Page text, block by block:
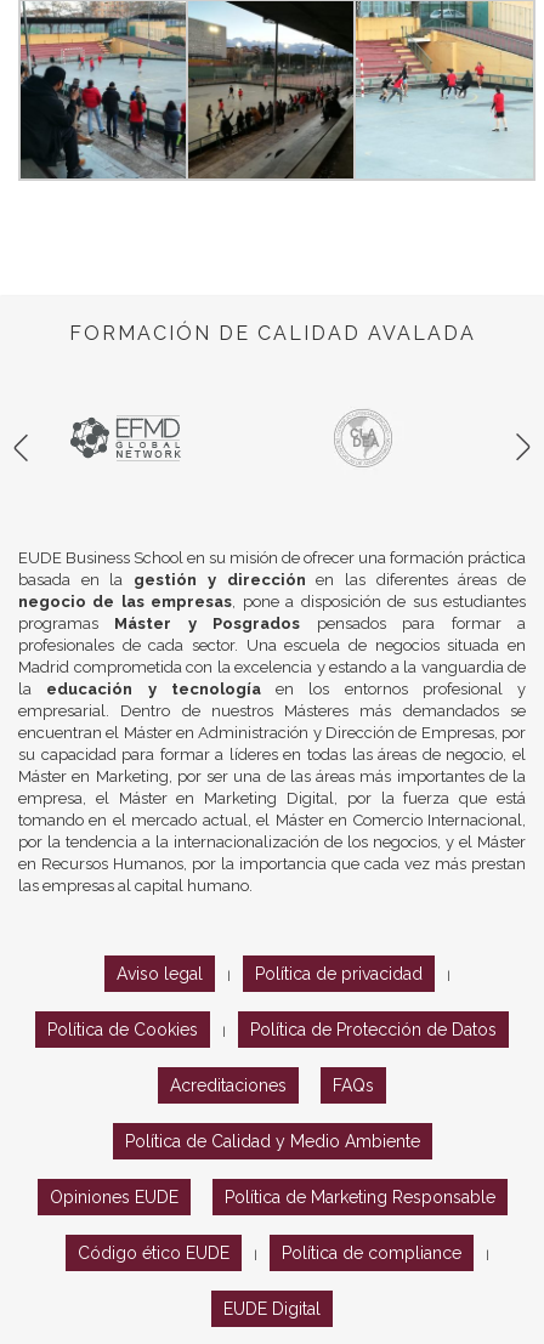
FORMACIÓN DE CALIDAD AVALADA
EUDE Business School en su misión de ofrecer una formación práctica
basada en la gestión y dirección en las diferentes áreas de
negocio de las empresas, pone a disposición de sus estudiantes
programas Máster y Posgrados pensados para formar a
profesionales de cada sector. Una escuela de negocios situada en
Madrid comprometida con la excelencia y estando a la vanguardia de
la educación y tecnologíaen los entornos profesional y
empresarial. Dentro de nuestros Másteres más demandados se
encuentran el Máster en Administración y Dirección de Empresas, por
su capacidad para formar a líderes en todas las áreas de negocio, el
Máster en Marketing, por ser una de las áreas más importantes de la
empresa, el Máster en Marketing Digital, por la fuerza que está
tomando en el mercado actual, el Máster en Comercio Internacional,
por la tendencia a la internacionalización de los negocios, y el Máster
en Recursos Humanos, por la importancia que cada vez más prestan
las empresas al capital humano.
Aviso legal Política de privacidad
Política de Cookies Política de Protección de Datos
Acreditaciones FAQs
Política de Calidad y Medio Ambiente
Opiniones EUDE Política de Marketing Responsable
Código ético EUDE Política de compliance
EUDE Digital